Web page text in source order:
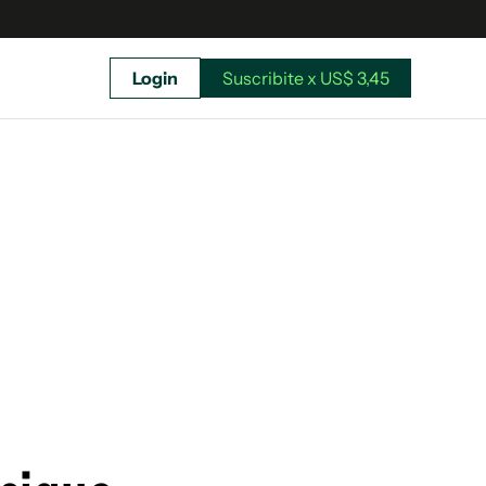
Login Suscribite x US$ 3,45